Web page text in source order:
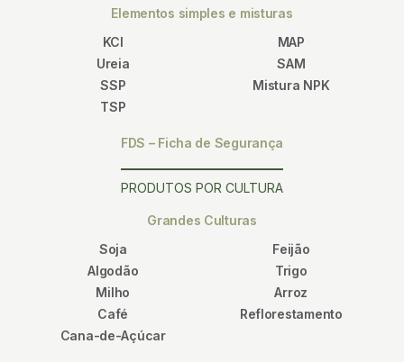
Elementos simples e misturas
KCl
Ureia
SSP
TSP
MAP
SAM
Mistura NPK
FDS – Ficha de Segurança
PRODUTOS POR CULTURA
Grandes Culturas
Soja
Algodão
Milho
Café
Cana-de-Açúcar
Feijão
Trigo
Arroz
Reflorestamento